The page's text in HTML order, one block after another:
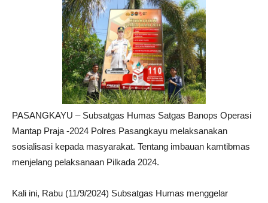
PASANGKAYU – Subsatgas Humas Satgas Banops Operasi
Mantap Praja -2024 Polres Pasangkayu melaksanakan
sosialisasi kepada masyarakat. Tentang imbauan kamtibmas
menjelang pelaksanaan Pilkada 2024.
Kali ini, Rabu (11/9/2024) Subsatgas Humas menggelar